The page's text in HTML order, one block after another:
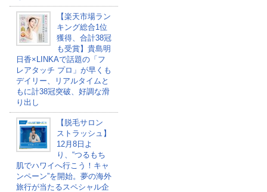
【楽天市場ラン
キング総合1位
獲得、合計38冠
も受賞】貴島明
日香×LINKAで話題の「フ
レアタッチ プロ」が早くも
デイリー、リアルタイムと
もに計38冠突破、好調な滑
り出し
【脱毛サロン
ストラッシュ】
12月8日よ
り、“つるもち
肌でハワイへ行こう！キャ
ンペーン”を開始。夢の海外
旅行が当たるスペシャル企